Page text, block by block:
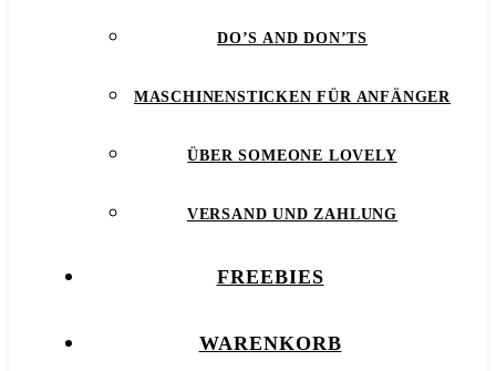
DO’S AND DON’TS
MASCHINENSTICKEN FÜR ANFÄNGER
ÜBER SOMEONE LOVELY
VERSAND UND ZAHLUNG
FREEBIES
WARENKORB